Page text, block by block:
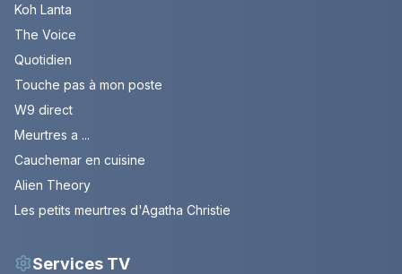
Koh Lanta
The Voice
Quotidien
Touche pas à mon poste
W9 direct
Meurtres a ...
Cauchemar en cuisine
Alien Theory
Les petits meurtres d'Agatha Christie
Services TV